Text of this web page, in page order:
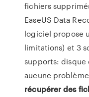
fichiers
EaseUS Data
logiciel propose
limitations) et 3
supports: disque
aucune
récupérer des